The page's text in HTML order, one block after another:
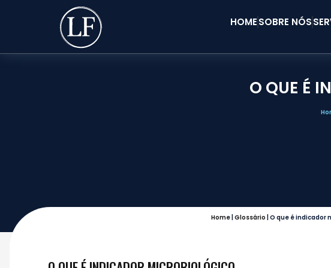
HOMESOBRE NÓS
O QUE É
Home| Glossário O que é indicador